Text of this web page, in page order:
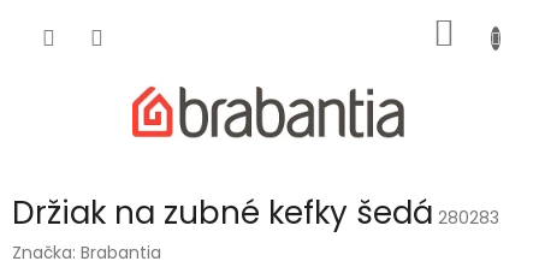
KOŠÍK
Držiak na zubné kefky šedá 280283
Značka: Brabantia